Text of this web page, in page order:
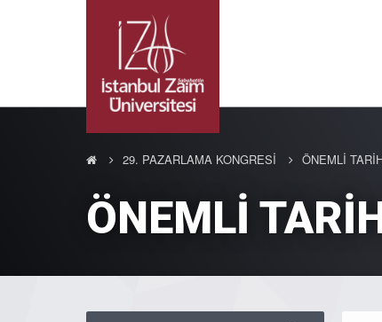
29. PAZARLAMA KONGRESİ ÖNEMLİ
ÖNEMLİ